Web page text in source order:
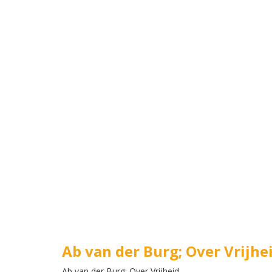
Ab van der Burg; Over